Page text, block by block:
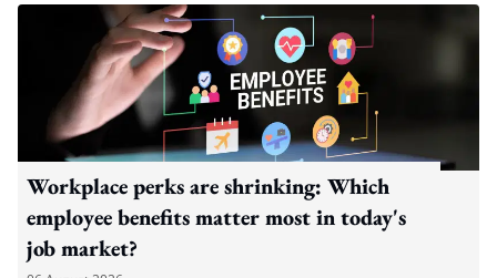
Workplace perks are shrinking: Which
employee benefits matter most in today's
job market?